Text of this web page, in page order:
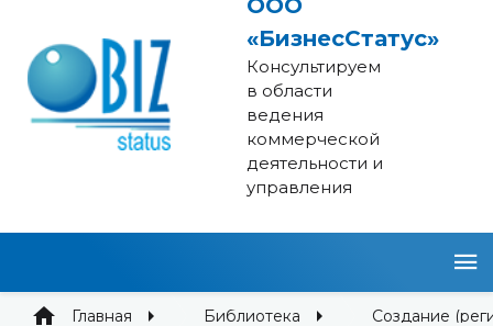
ООО
«БизнесСтатус»
Консультируем
в области
ведения
коммерческой
деятельности и
управления
Главная Библиотека Создание